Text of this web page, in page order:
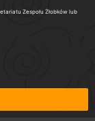
Zespołu Żłobków lub